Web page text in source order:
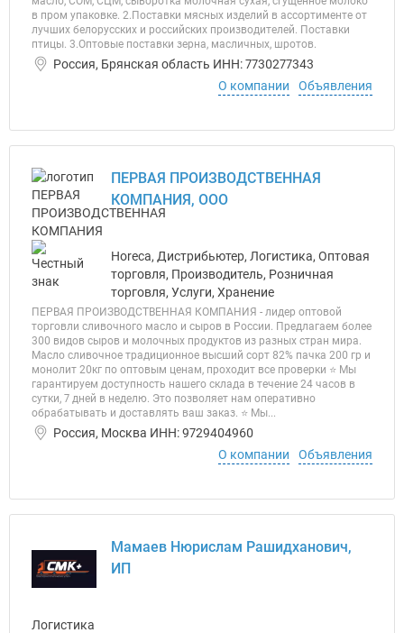
в пром упаковке. 2.Поставки мясных изделий в ассортименте от
лучших белорусских и российских производителей. Поставки
птицы. 3.Оптовые поставки зерна, масличных, шротов.
Россия, Брянская область ИНН: 7730277343
О компании
Объявления
ПЕРВАЯ ПРОИЗВОДСТВЕННАЯ
КОМПАНИЯ, ООО
Horeca, Дистрибьютер, Логистика, Оптовая
торговля, Производитель, Розничная
торговля, Услуги, Хранение
ПЕРВАЯ ПРОИЗВОДСТВЕННАЯ КОМПАНИЯ - лидер оптовой
торговли сливочного масло и сыров в России. Предлагаем более
300 видов сыров и молочных продуктов из разных стран мира.
Масло сливочное традиционное высший сорт 82% пачка 200 гр и
монолит 20кг по оптовым ценам, проходит все проверки ⭐ Мы
гарантируем доступность нашего склада в течение 24 часов в
сутки, 7 дней в неделю. Это позволяет нам оперативно
обрабатывать и доставлять ваш заказ. ⭐ Мы...
Россия, Москва ИНН: 9729404960
О компании
Объявления
Мамаев Нюрислам Рашидханович,
ИП
Логистика